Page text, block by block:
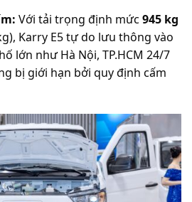
Với tải trọng định mức 945 kg
Karry E5 tự do lưu thông vào
lớn như Hà Nội, TP.HCM 24/7
bị giới hạn bởi quy định cấm